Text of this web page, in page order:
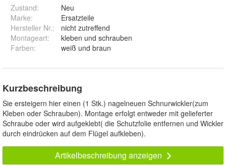
Zustand:
Neu
Marke:
Ersatzteile
Hersteller Nr.:
nicht zutreffend
Montageart:
kleben und schrauben
Farben: weiß und braun
Kurzbeschreibung
Sie ersteigern hier einen (1 Stk.) nagelneuen Schnurwickler(zum
Kleben oder Schrauben). Montage erfolgt entweder mit gelieferter
Schraube oder wird aufgeklebt( die Schutzfolie entfernen und Wickler
durch eindrücken auf dem Flügel aufkleben).
Artikelbeschreibung anzeigen